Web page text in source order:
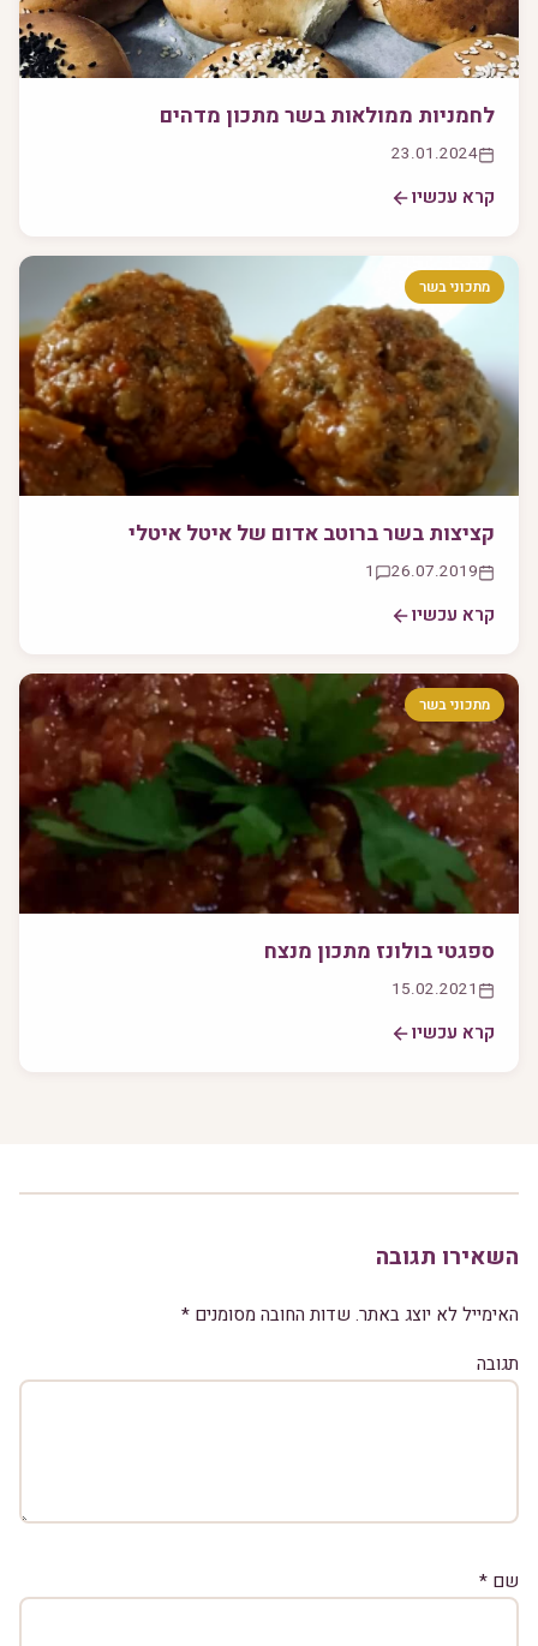
לחמניות ממולאות בשר מתכון מדהים
23.01.2024
קרא עכשיו
מתכוני בשר
קציצות בשר ברוטב אדום של איטל איטלי
26.07.2019
1
קרא עכשיו
מתכוני בשר
ספגטי בולונז מתכון מנצח
15.02.2021
קרא עכשיו
השאירו תגובה
האימייל לא יוצג באתר. שדות החובה מסומנים *
תגובה
שם *